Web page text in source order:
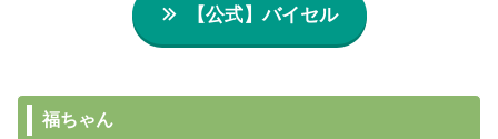
【公式】バイセル
福ちゃん